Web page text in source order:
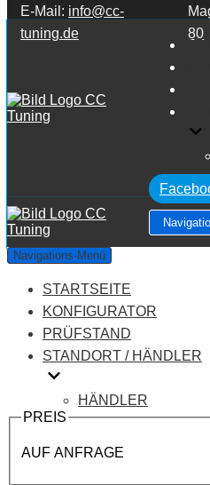
Zum Inhalt springen
E-Mail: info@cc-
tuning.de
80
Navigations-Menü
STARTSEITE
KONFIGURATOR
PRÜFSTAND
STANDORT / HÄNDLER
HÄNDLER
Hyundai Tucson
Leistung:113 PS
Drehmoment: 245 NM
Motortyp:Diesel
PREIS
AUF ANFRAGE
PREIS
AUF ANFRAGE